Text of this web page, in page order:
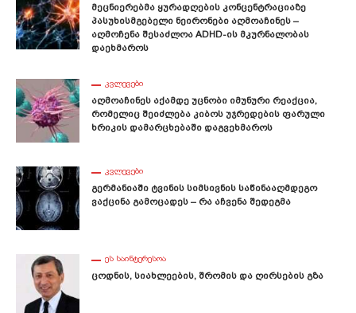
Მეცნიერებმა Ყურადღების Კონცენტრაციაზე
Პასუხისმგებელი Ნეირონები Აღმოაჩინეს –
Აღმოჩენა Შესაძლოა ADHD-Ის Მკურნალობას
Დაეხმაროს
ᲙᲕᲚᲔᲕᲔᲑᲘ
Აღმოაჩინეს Აქამდე Უცნობი Იმუნური Რეაქცია,
Რომელიც Შეიძლება Კიბოს Უჯრედების Ფარული
Ხრიკის Დამარცხებაში Დაგვეხმაროს
ᲙᲕᲚᲔᲕᲔᲑᲘ
Გერმანიაში Ტვინის Სიმსივნის Საწინააღმდეგო
Ვაქცინა Გამოცადეს – Რა Აჩვენა Შედეგმა
ᲔᲡ ᲡᲐᲘᲜᲢᲔᲠᲔᲡᲝᲐ
Ცოდნის, Სიახლეების, Შრომის Და Ღირსების Გზა